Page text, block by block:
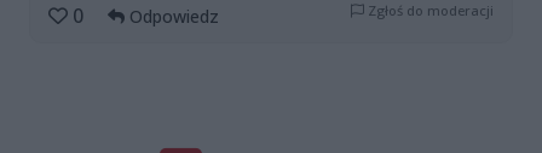
0
Odpowiedz Zgłoś do moderacji